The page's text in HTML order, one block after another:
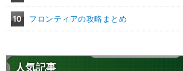
10 フロンティアの攻略まとめ
人気記事